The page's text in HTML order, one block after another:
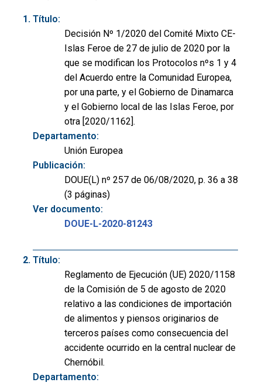
Título:
Decisión Nº 1/2020 del Comité Mixto CE-
Islas Feroe de 27 de julio de 2020 por la
que se modifican los Protocolos nºs 1 y 4
del Acuerdo entre la Comunidad Europea,
por una parte, y el Gobierno de Dinamarca
y el Gobierno local de las Islas Feroe, por
otra [2020/1162].
Departamento:
Unión Europea
Publicación:
DOUE(L) nº 257 de 06/08/2020, p. 36 a 38
(3 páginas)
Ver documento:
DOUE-L-2020-81243
Título:
Reglamento de Ejecución (UE) 2020/1158
de la Comisión de 5 de agosto de 2020
relativo a las condiciones de importación
de alimentos y piensos originarios de
terceros países como consecuencia del
accidente ocurrido en la central nuclear de
Chernóbil.
Departamento: